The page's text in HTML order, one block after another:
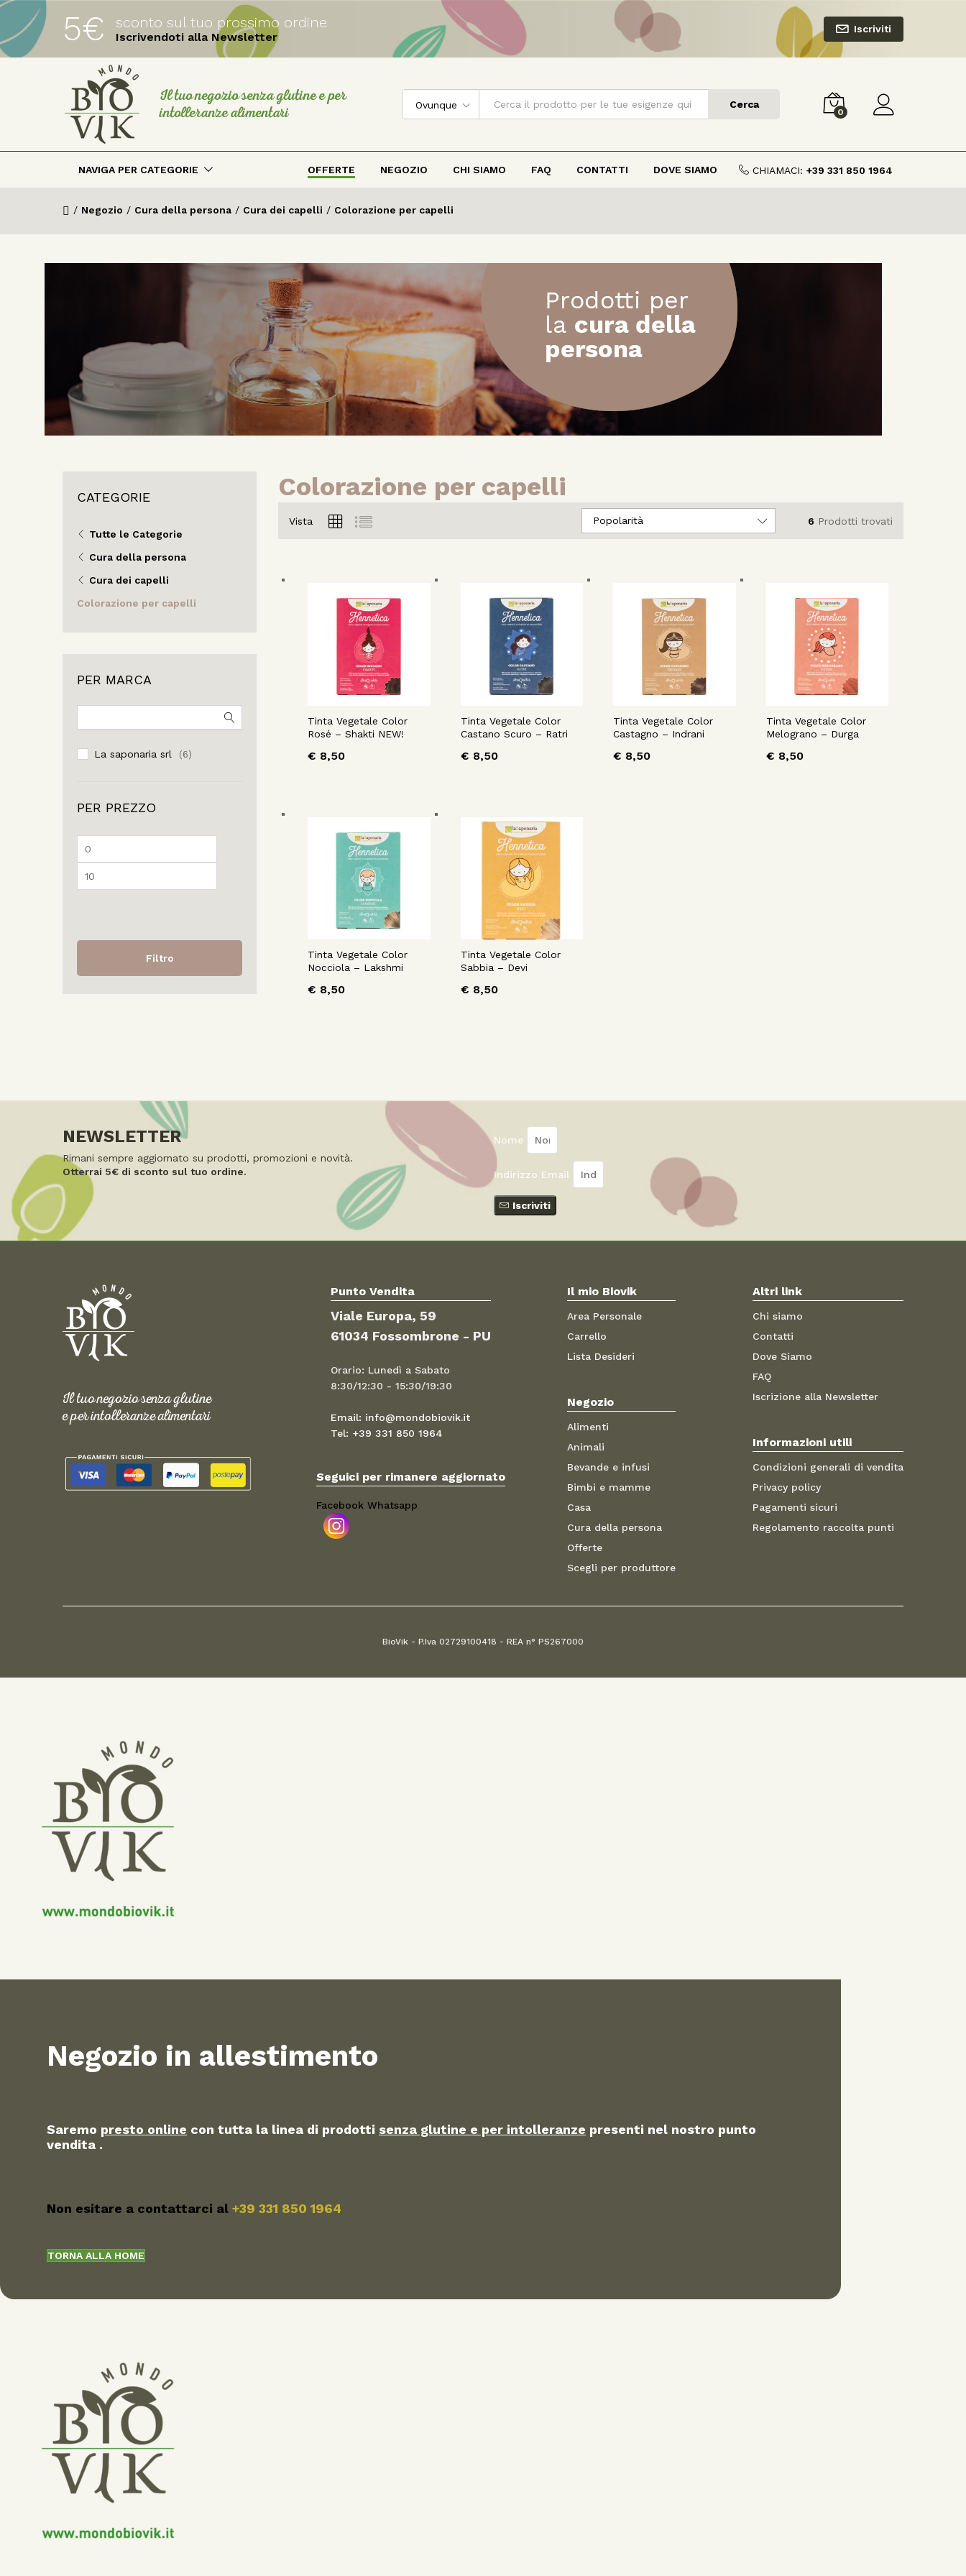
5€ sconto sul tuo prossimo ordine
Iscrivendoti alla Newsletter
Iscriviti
Il tuo negozio senza glutine e per
intolleranze alimentari
Ovunque Cerca
0
NAVIGA PER CATEGORIE OFFERTE NEGOZIO CHI SIAMO FAQ CONTATTI DOVE SIAMO CHIAMACI: +39 331 850 1964
/ Negozio / Cura della persona / Cura dei capelli / Colorazione per capelli
Colorazione per capelli
6 Prodotti trovati
Vista Popolarità
Tinta Vegetale Color
Rosé – Shakti NEW!
€ 8,50
Tinta Vegetale Color
Castano Scuro – Ratri
€ 8,50
Tinta Vegetale Color
Castagno – Indrani
€ 8,50
Tinta Vegetale Color
Melograno – Durga
€ 8,50
Tinta Vegetale Color
Nocciola – Lakshmi
€ 8,50
Tinta Vegetale Color
Sabbia – Devi
€ 8,50
CATEGORIE
Tutte le Categorie
Cura della persona
Cura dei capelli
Colorazione per capelli
PER MARCA
La saponaria srl (6)
PER PREZZO
Filtro
NEWSLETTER
Rimani sempre aggiornato su prodotti, promozioni e novità.
Otterrai 5€ di sconto sul tuo ordine.
Nome
Indirizzo Email
Iscriviti
Il tuo negozio senza glutine
e per intolleranze alimentari
Punto Vendita
Viale Europa, 59
61034 Fossombrone - PU
Orario: Lunedì a Sabato
8:30/12:30 - 15:30/19:30
Email: info@mondobiovik.it
Tel: +39 331 850 1964
Seguici per rimanere aggiornato
Facebook Whatsapp
Il mio Biovik
Area Personale
Carrello
Lista Desideri
Negozio
Alimenti
Animali
Bevande e infusi
Bimbi e mamme
Casa
Cura della persona
Offerte
Scegli per produttore
Altri link
Chi siamo
Contatti
Dove Siamo
FAQ
Iscrizione alla Newsletter
Informazioni utili
Condizioni generali di vendita
Privacy policy
Pagamenti sicuri
Regolamento raccolta punti
BioVik - P.Iva 02729100418 - REA n° PS267000
Negozio in allestimento
Saremo presto online con tutta la linea di prodotti senza glutine e per intolleranze presenti nel nostro punto
vendita .
Non esitare a contattarci al +39 331 850 1964
TORNA ALLA HOME